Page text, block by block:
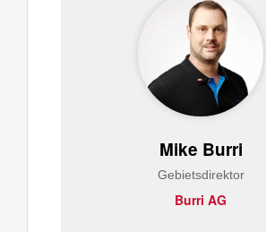
Mike Burri
Gebietsdirektor
Burri AG